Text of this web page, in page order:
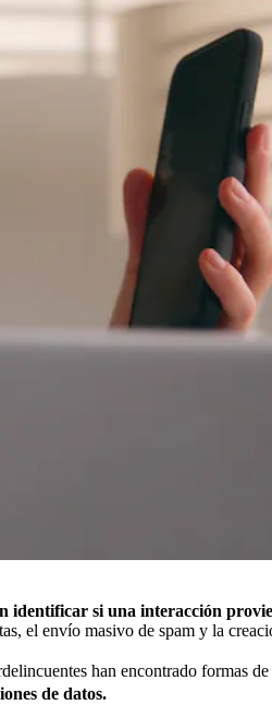
identificar si una interacción
el envío masivo de spam y la
han encontrado formas
de datos.